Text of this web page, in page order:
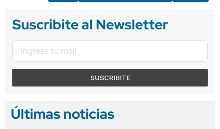
Suscribite al Newsletter
SUSCRIBITE
Últimas noticias